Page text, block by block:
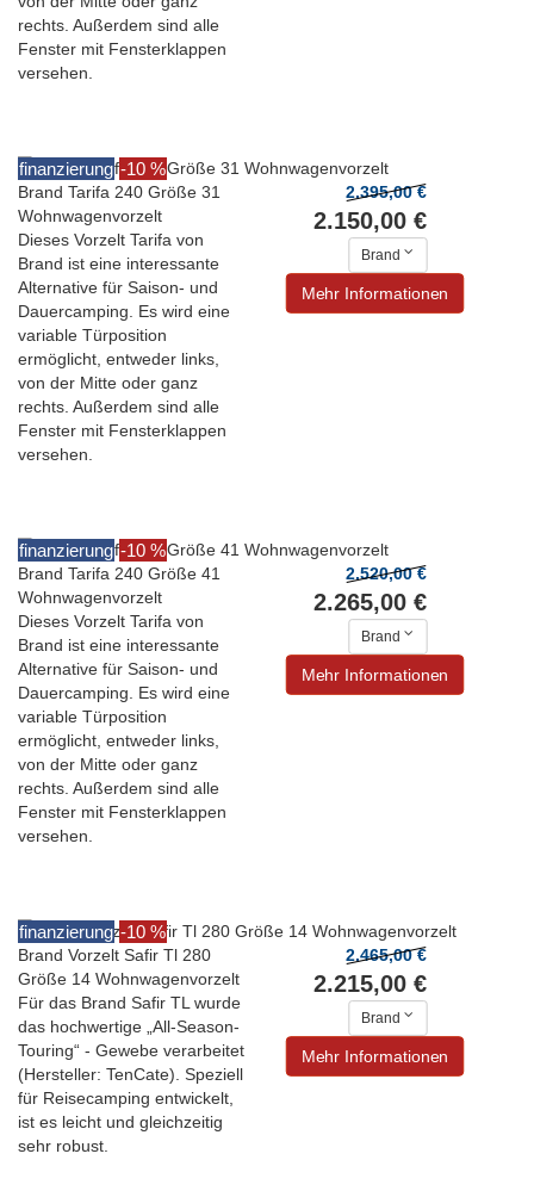
rechts. Außerdem sind alle
Fenster mit Fensterklappen
versehen.
finanzierung -10 %
Brand Tarifa 240 Größe 31
Wohnwagenvorzelt
Dieses Vorzelt Tarifa von
Brand ist eine interessante
Alternative für Saison- und
Dauercamping. Es wird eine
variable Türposition
ermöglicht, entweder links,
von der Mitte oder ganz
rechts. Außerdem sind alle
Fenster mit Fensterklappen
versehen.
2.395,00 €
2.150,00 €
Brand
Mehr Informationen
finanzierung -10 %
Brand Tarifa 240 Größe 41
Wohnwagenvorzelt
Dieses Vorzelt Tarifa von
Brand ist eine interessante
Alternative für Saison- und
Dauercamping. Es wird eine
variable Türposition
ermöglicht, entweder links,
von der Mitte oder ganz
rechts. Außerdem sind alle
Fenster mit Fensterklappen
versehen.
2.520,00 €
2.265,00 €
Brand
Mehr Informationen
finanzierung -10 %
Brand Vorzelt Safir Tl 280
Größe 14 Wohnwagenvorzelt
Für das Brand Safir TL wurde
das hochwertige „All-Season-
Touring“ - Gewebe verarbeitet
(Hersteller: TenCate). Speziell
für Reisecamping entwickelt,
ist es leicht und gleichzeitig
sehr robust.
2.465,00 €
2.215,00 €
Brand
Mehr Informationen